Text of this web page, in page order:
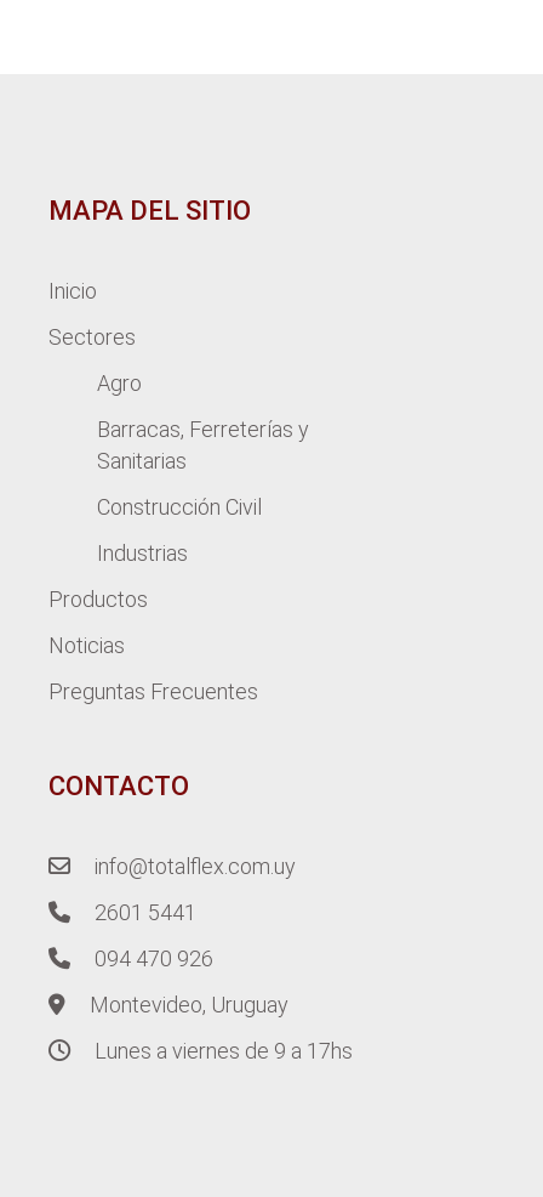
MAPA DEL SITIO
Inicio
Sectores
Agro
Barracas, Ferreterías y
Sanitarias
Construcción Civil
Industrias
Productos
Noticias
Preguntas Frecuentes
CONTACTO
info@totalflex.com.uy
2601 5441
094 470 926
Montevideo, Uruguay
Lunes a viernes de 9 a 17hs